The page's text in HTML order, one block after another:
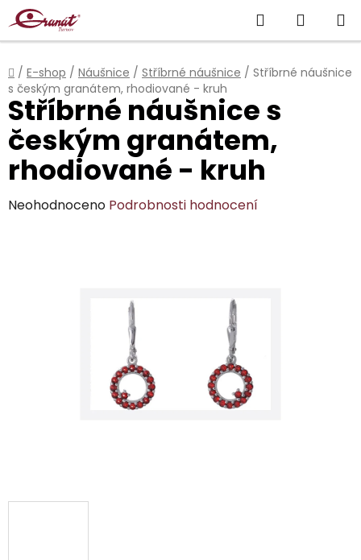
Přejít
na
obsah
Hledat
KOŠÍK
Domů
/ E-shop / Náušnice / Stříbrné náušnice / Stříbrné náušnice
s českým granátem, rhodiované - kruh
Stříbrné náušnice s
českým granátem,
rhodiované - kruh
Průměrné
Neohodnoceno Podrobnosti hodnocení